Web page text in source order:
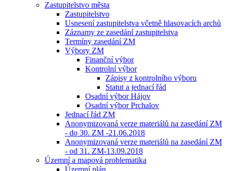
Zastupitelstvo města
Zastupitelstvo
Usnesení zastupitelstva včetně hlasovacích archů
Záznamy ze zasedání zastupitelstva
Termíny zasedání ZM
Výbory ZM
Finanční výbor
Kontrolní výbor
Zápisy z kontrolního výboru
Statut a jednací řád
Osadní výbor Hájov
Osadní výbor Prchalov
Jednací řád ZM
Anonymizovaná verze materiálů na zasedání ZM
- do 30. ZM -21.06.2018
Anonymizovaná verze materiálů na zasedání ZM
- od 31. ZM-13.09.2018
Územní a mapová problematika
Územní plán